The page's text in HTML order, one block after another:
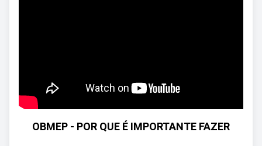
OBMEP - POR QUE É IMPORTANTE FAZER